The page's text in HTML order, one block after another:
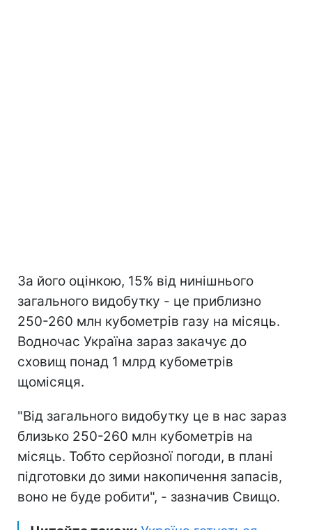
За його оцінкою, 15% від нинішнього
загального видобутку - це приблизно
250-260 млн кубометрів газу на місяць.
Водночас Україна зараз закачує до
сховищ понад 1 млрд кубометрів
щомісяця.
"Від загального видобутку це в нас зараз
близько 250-260 млн кубометрів на
місяць. Тобто серйозної погоди, в плані
підготовки до зими накопичення запасів,
воно не буде робити", - зазначив Свищо.